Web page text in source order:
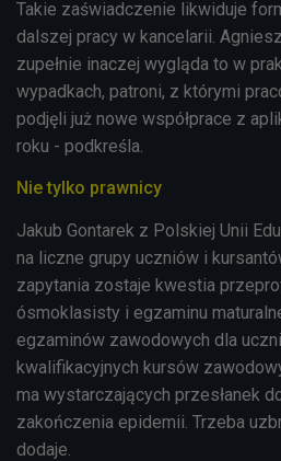
Takie zaświadczenie likwiduje
dalszej pracy w kancelarii.
zupełnie inaczej wygląda to w
wypadkach, patroni, z którymi
podjęli już nowe współprace z
roku - podkreśla.
Nie tylko prawnicy
Jakub Gontarek z Polskiej Unii
na liczne grupy uczniów i
zapytania zostaje kwestia
ósmoklasisty i egzaminu
egzaminów zawodowych dla
kwalifikacyjnych kursów
ma wystarczających przesłanek
zakończenia epidemii. Trzeba
dodaje.